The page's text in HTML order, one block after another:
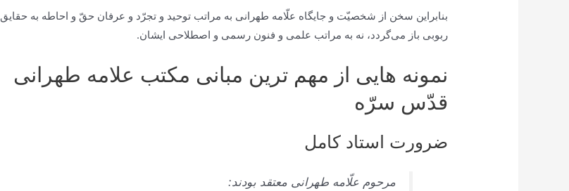
بنابراين سخن از شخصيّت و جايگاه علّامه طهرانى به مراتب توحيد و تجرّد و عرفان حقّ و احاطه به حقایق
ربوبى باز می‌‏گردد، نه به مراتب علمى و فنون رسمى و اصطلاحى ايشان.
نمونه هایی از مهم ترین مبانی مکتب علامه طهرانی
قدّس سرّه
ضرورت استاد کامل
مرحوم علّامه طهرانى معتقد بودند: